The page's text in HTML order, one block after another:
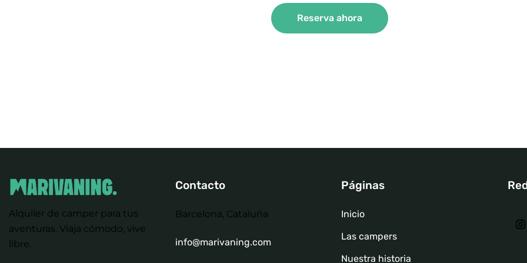
Reserva ahora
Alquiler de camper para tus
aventuras. Viaja cómodo, vive
libre.
Contacto
Barcelona, Cataluña
info@marivaning.com
Páginas
Inicio
Las campers
Nuestra historia